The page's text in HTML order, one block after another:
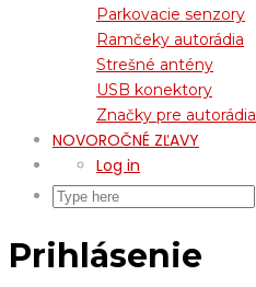
Parkovacie senzory
Ramčeky autorádia
Strešné antény
USB konektory
Značky pre autorádia
NOVOROČNÉ ZĽAVY
Log in
Prihlásenie